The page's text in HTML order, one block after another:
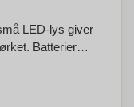
LED-lys giver
Batterier
med